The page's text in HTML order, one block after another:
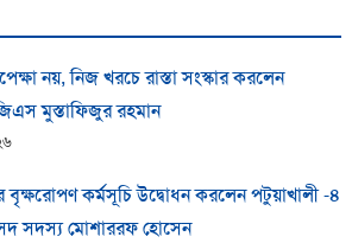
নয়, নিজ খরচে রাস্তা সংস্কার করলেন
মুস্তাফিজুর রহমান
বৃক্ষরোপণ কর্মসূচি উদ্বোধন করলেন পটুয়াখালী -৪
সদস্য মোশাররফ হোসেন